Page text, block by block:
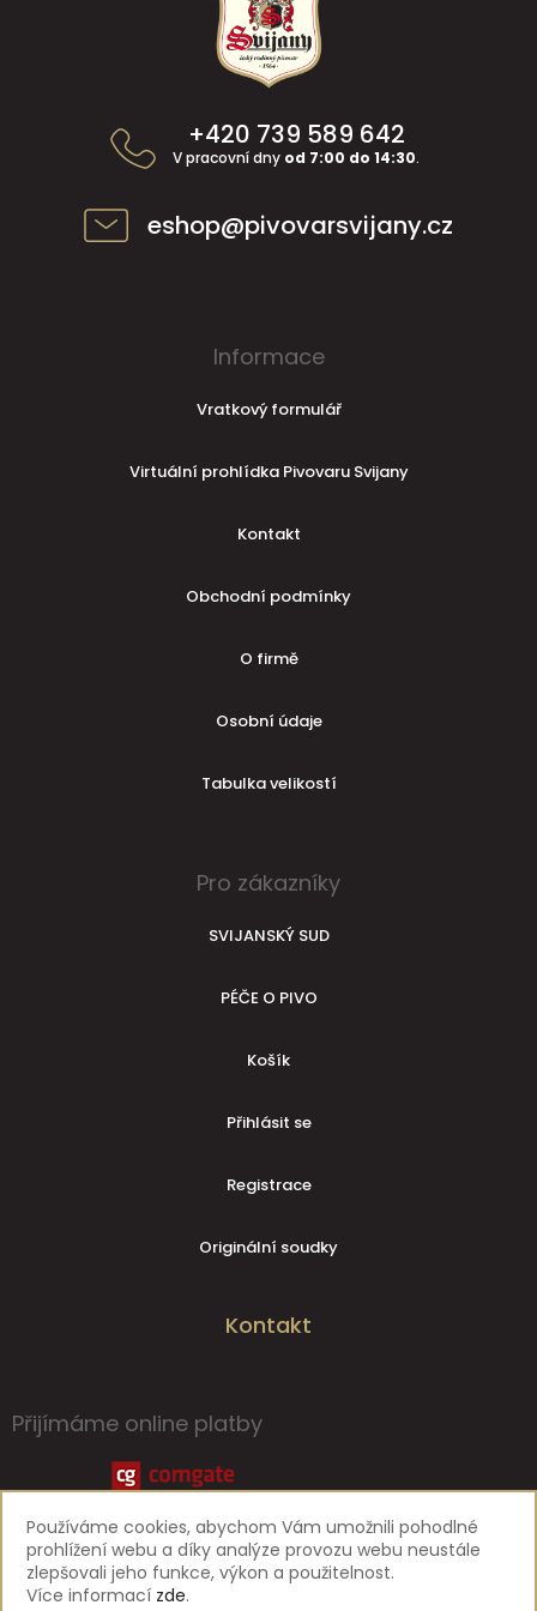
Používáme cookies, abychom Vám umožnili pohodlné
prohlížení webu a díky analýze provozu webu neustále
zlepšovali jeho funkce, výkon a použitelnost.
Více informací zde.
+420 739 589 642
V pracovní dny od 7:00 do 14:30.
eshop@pivovarsvijany.cz
Informace
Vratkový formulář
Virtuální prohlídka Pivovaru Svijany
Kontakt
Obchodní podmínky
O firmě
Osobní údaje
Tabulka velikostí
Pro zákazníky
SVIJANSKÝ SUD
PÉČE O PIVO
Košík
Přihlásit se
Registrace
Originální soudky
Kontakt
Přijímáme online platby